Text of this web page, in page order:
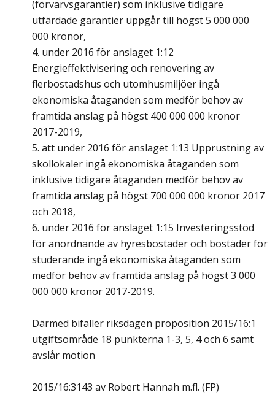
(förvärvsgarantier) som inklusive tidigare
utfärdade garantier uppgår till högst 5 000 000
000 kronor,
4. under 2016 för anslaget 1:12
Energieffektivisering och renovering av
flerbostadshus och utomhusmiljöer ingå
ekonomiska åtaganden som medför behov av
framtida anslag på högst 400 000 000 kronor
2017-2019,
5. att under 2016 för anslaget 1:13 Upprustning av
skollokaler ingå ekonomiska åtaganden som
inklusive tidigare åtaganden medför behov av
framtida anslag på högst 700 000 000 kronor 2017
och 2018,
6. under 2016 för anslaget 1:15 Investeringsstöd
för anordnande av hyresbostäder och bostäder för
studerande ingå ekonomiska åtaganden som
medför behov av framtida anslag på högst 3 000
000 000 kronor 2017-2019.
Därmed bifaller riksdagen proposition 2015/16:1
utgiftsområde 18 punkterna 1-3, 5, 4 och 6 samt
avslår motion
2015/16:3143 av Robert Hannah m.fl. (FP)